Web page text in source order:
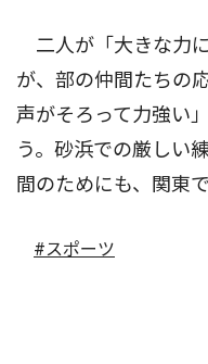
二人が「大きな力
が、部の仲間たちの
声がそろって力強い
う。砂浜での厳しい
間のためにも、関東
#スポーツ